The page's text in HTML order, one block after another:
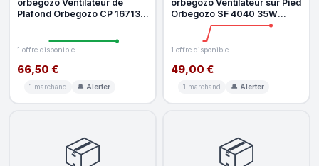
orbegozo Ventilateur de
Plafond Orbegozo CP 167132
1 offre disponible
66,50 €
1 marchand 🔔 Alerter
orbegozo Ventilateur sur Pied
Orbegozo SF 4040 35W
40cm 8 Vitesses Silencieux
1 offre disponible
49,00 €
1 marchand 🔔 Alerter
📦 📦